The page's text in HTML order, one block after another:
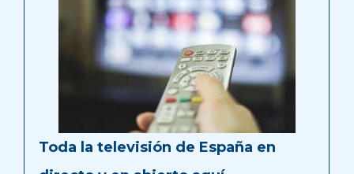
Toda la televisión de España en